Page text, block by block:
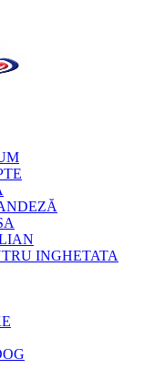
INGHETATA